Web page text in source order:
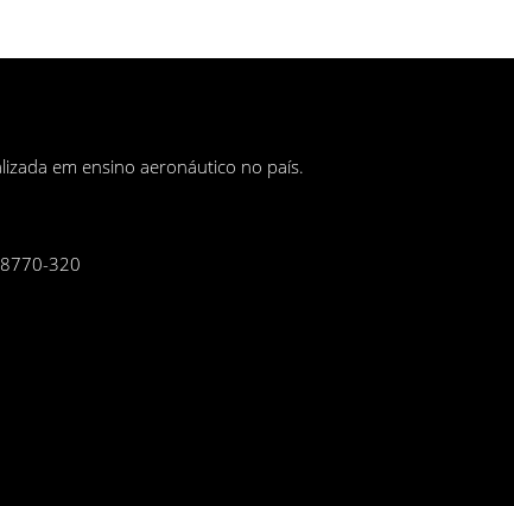
em ensino aeronáutico no país.
320